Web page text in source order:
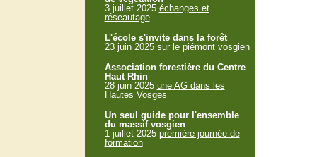
3 juillet 2025 échanges et
réseautage
L'école s'invite dans la forêt
23 juin 2025 sur le piémont vosgien
Association forestière du Centre
Haut Rhin
28 juin 2025 une AG dans les
Hautes Vosges
Un seul guide pour l'ensemble
du massif vosgien
1 juillet 2025 première journée de
formation